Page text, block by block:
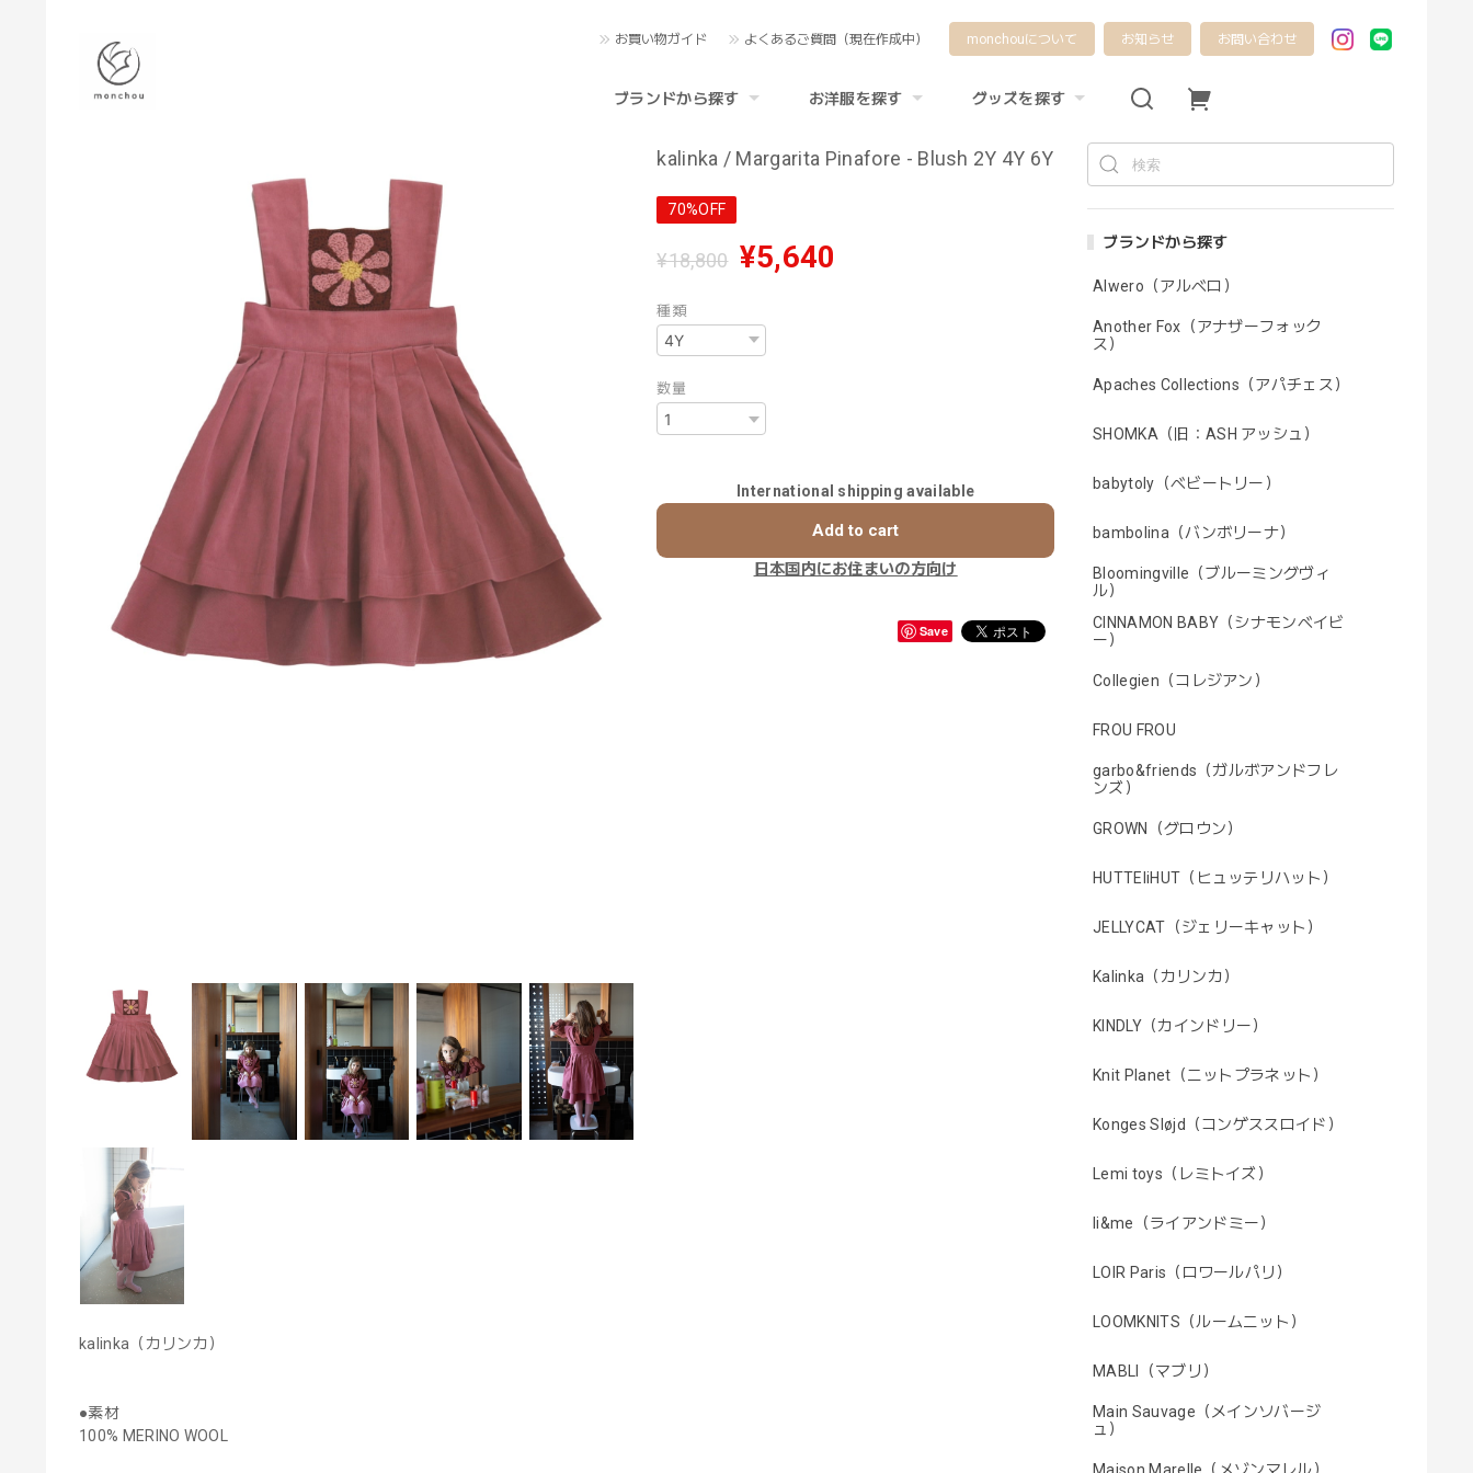
お買い物ガイド よくあるご質問（現在作成中） monchouについて お知らせ お問い合わせ
ブランドから探す お洋服を探す グッズを探す
ブランドから探す
Alwero（アルベロ）
Another Fox（アナザーフォック
ス）
Apaches Collections（アパチェス）
SHOMKA（旧：ASH アッシュ）
babytoly（ベビートリー）
bambolina（バンボリーナ）
Bloomingville（ブルーミングヴィ
ル）
CINNAMON BABY（シナモンベイビ
ー）
Collegien（コレジアン）
FROU FROU
garbo&friends（ガルボアンドフレ
ンズ）
GROWN（グロウン）
HUTTEliHUT（ヒュッテリハット）
JELLYCAT（ジェリーキャット）
Kalinka（カリンカ）
KINDLY（カインドリー）
Knit Planet（ニットプラネット）
Konges Sløjd（コンゲススロイド）
Lemi toys（レミトイズ）
li&me（ライアンドミー）
LOIR Paris（ロワールパリ）
LOOMKNITS（ルームニット）
MABLI（マブリ）
Main Sauvage（メインソバージ
ュ）
kalinka / Margarita Pinafore - Blush 2Y 4Y 6Y
70%OFF
¥18,800 ¥5,640
種類
数量
International shipping available
Add to cart
日本国内にお住まいの方向け
Save
kalinka（カリンカ）
●素材
100% MERINO WOOL